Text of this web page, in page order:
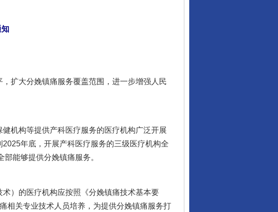
扩大分娩镇痛服务覆盖范围，进一步增强人民
机构等提供产科医疗服务的医疗机构广泛开展
年底，开展产科医疗服务的三级医疗机构全
能够提供分娩镇痛服务。
）的医疗机构应按照《分娩镇痛技术基本要
相关专业技术人员培养，为提供分娩镇痛服务打